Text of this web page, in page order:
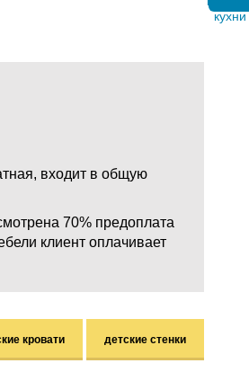
входит в общую
70% предоплата
клиент оплачивает
кровати детские стенки